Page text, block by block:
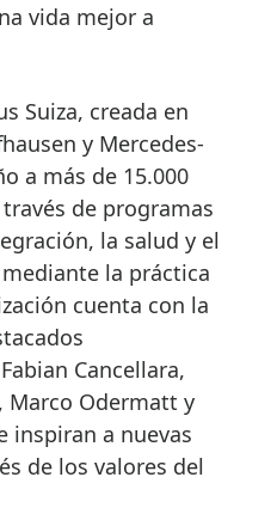
vida mejor a
Suiza, creada en
y Mercedes-
a más de 15.000
de programas
la salud y el
la práctica
cuenta con la
Cancellara,
Marco Odermatt y
inspiran a nuevas
de los valores del